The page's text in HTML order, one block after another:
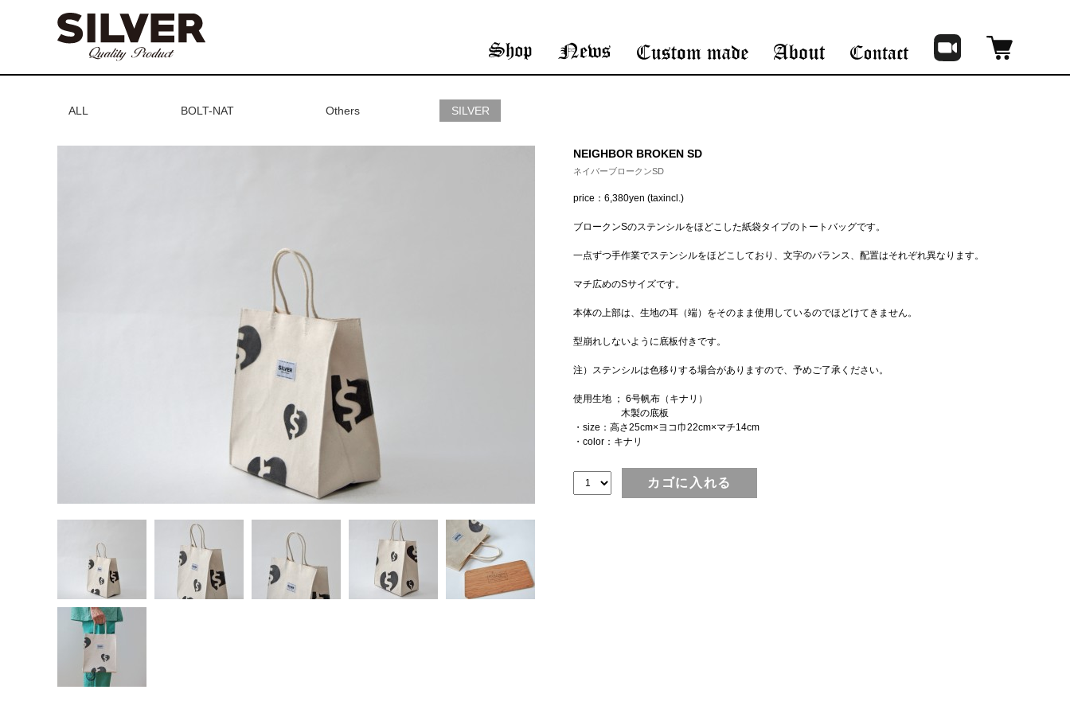
ALL BOLT-NAT Others SILVER
NEIGHBOR BROKEN SD
ネイバーブロークンSD
price：6,380yen (taxincl.)
ブロークンSのステンシルをほどこした紙袋タイプのトートバッグです。
一点ずつ手作業でステンシルをほどこしており、文字のバランス、配置はそれぞれ異なります。
マチ広めのSサイズです。
本体の上部は、生地の耳（端）をそのまま使用しているのでほどけてきません。
型崩れしないように底板付きです。
注）ステンシルは色移りする場合がありますので、予めご了承ください。
使用生地 ； 6号帆布（キナリ）
木製の底板
・size：高さ25cm×ヨコ巾22cm×マチ14cm
・color：キナリ